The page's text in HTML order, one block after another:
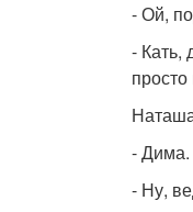
- Ой,
- Кать,
- Дима.
- Ну,